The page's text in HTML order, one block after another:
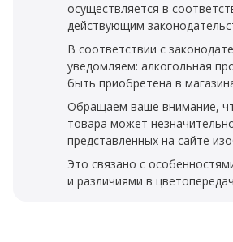
осуществляется в
действующим
В соответствии с
уведомляем: алкогольная
быть приобретена в
Обращаем ваше внимание,
товара может
представленных на сайте
Это связано с
и различиями в